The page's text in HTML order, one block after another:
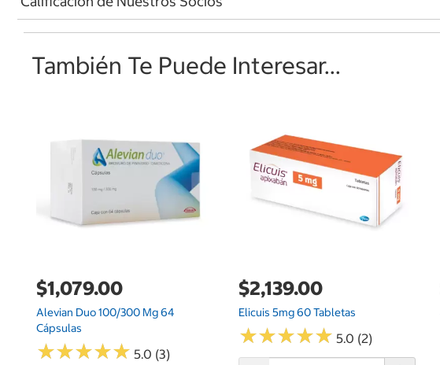
También Te Puede Interesar...
$1,079.00
Alevian Duo 100/300 Mg 64
Cápsulas
★★★★★
★★★★★ 5.0 (3)
$2,139.00
Elicuis 5mg 60 Tabletas
★★★★★
★★★★★ 5.0 (2)